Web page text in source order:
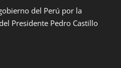
del Perú por la
Presidente Pedro Castillo